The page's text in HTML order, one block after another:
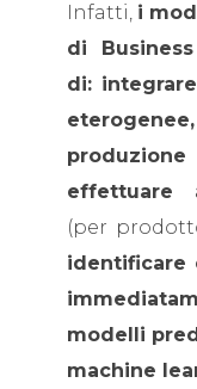
Infatti, i
di
di:
effettuare
(per
identificare
modelli
machine